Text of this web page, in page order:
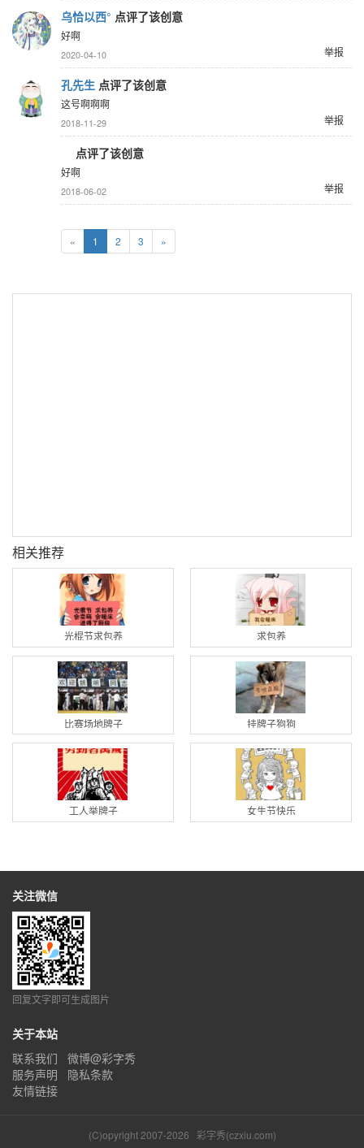
乌恰以西° 点评了该创意
好啊
举报
2020-04-10
孔先生 点评了该创意
这号啊啊啊
举报
2018-11-29
点评了该创意
好啊
举报
2018-06-02
« 1 2 3 »
相关推荐
光棍节求包养 求包养
比赛场地牌子 挂牌子狗狗
工人举牌子 女生节快乐
关注微信
回复文字即可生成图片
关于本站
联系我们
微博@彩字秀
服务声明
隐私条款
友情链接
(C)opyright 2007-2026 彩字秀(czxiu.com)